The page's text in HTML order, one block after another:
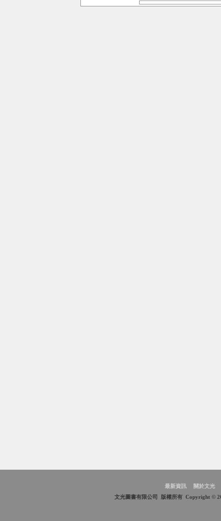
最新資訊
關於文光
文光圖書有限公司 版權所有 Copyright ©